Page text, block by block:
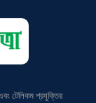
টেলিকম প্রযুক্তির